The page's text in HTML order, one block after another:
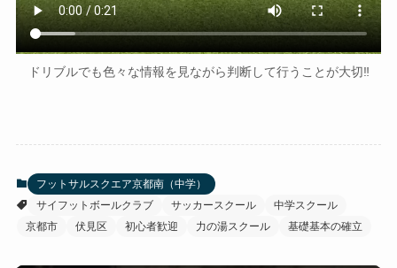
ドリブルでも色々な情報を見ながら判断して行うことが大切‼️
フットサルスクエア京都南（中学）
サイフットボールクラブ
サッカースクール
中学スクール
京都市
伏見区 初心者歓迎 力の湯スクール 基礎基本の確立